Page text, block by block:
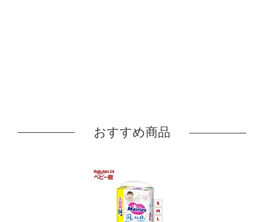
おすすめ商品